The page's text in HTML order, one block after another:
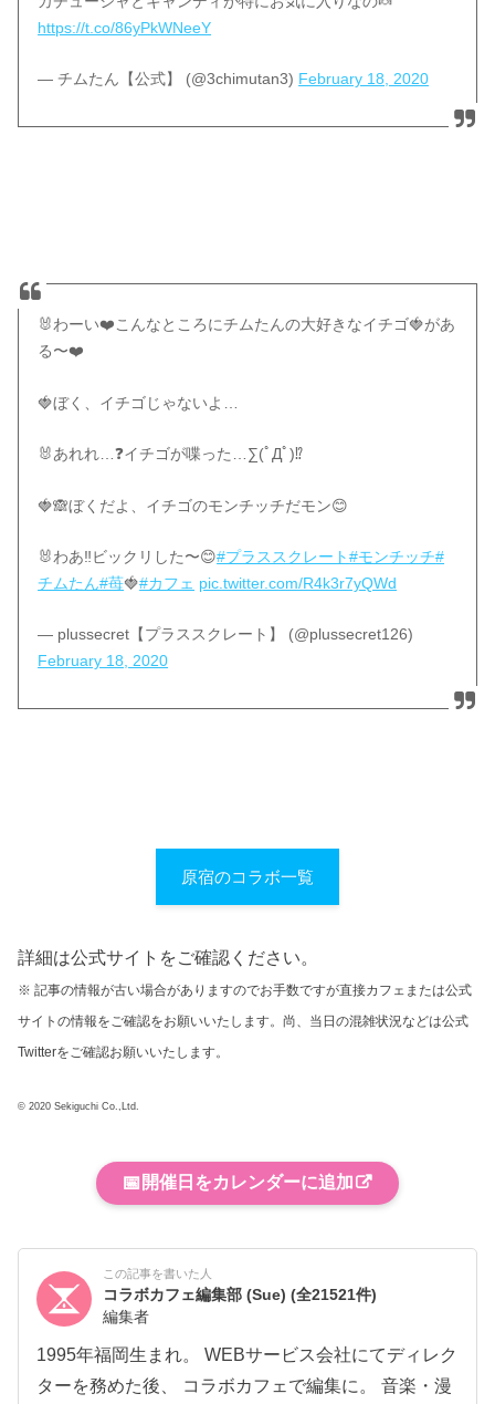
https://t.co/86yPkWNeeY
— チムたん【公式】 (@3chimutan3) February 18, 2020
🐰わーい❤️こんなところにチムたんの大好きなイチゴ🍓があ
る〜❤️
🍓ぼく、イチゴじゃないよ…
🐰あれれ…❓イチゴが喋った…∑(ﾟДﾟ)⁉️
🍓🙈ぼくだよ、イチゴのモンチッチだモン😊
🐰わあ‼️ビックリした〜😊#プラススクレート#モンチッチ#
チムたん#苺🍓#カフェ pic.twitter.com/R4k3r7yQWd
— plussecret【プラススクレート】 (@plussecret126)
February 18, 2020
原宿のコラボ一覧
詳細は公式サイトをご確認ください。
※ 記事の情報が古い場合がありますのでお手数ですが直接カフェまたは公式
サイトの情報をご確認をお願いいたします。尚、当日の混雑状況などは公式
Twitterをご確認お願いいたします。
© 2020 Sekiguchi Co.,Ltd.
📅 開催日をカレンダーに追加
この記事を書いた人
コラボカフェ編集部 (Sue)(全21521件)
編集者
1995年福岡生まれ。 WEBサービス会社にてディレク
ターを務めた後、 コラボカフェで編集に。 音楽・漫